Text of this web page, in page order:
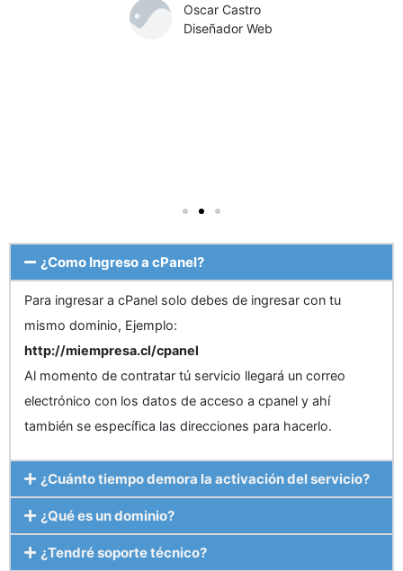
Oscar Castro
Diseñador Web
¿Como Ingreso a cPanel?
Para ingresar a cPanel solo debes de ingresar con tu
mismo dominio, Ejemplo:
http://miempresa.cl/cpanel
Al momento de contratar tú servicio llegará un correo
electrónico con los datos de acceso a cpanel y ahí
también se específica las direcciones para hacerlo.
¿Cuánto tiempo demora la activación del servicio?
¿Qué es un dominio?
¿Tendré soporte técnico?